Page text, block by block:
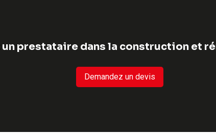
un prestataire dans la construction et
Demandez un devis